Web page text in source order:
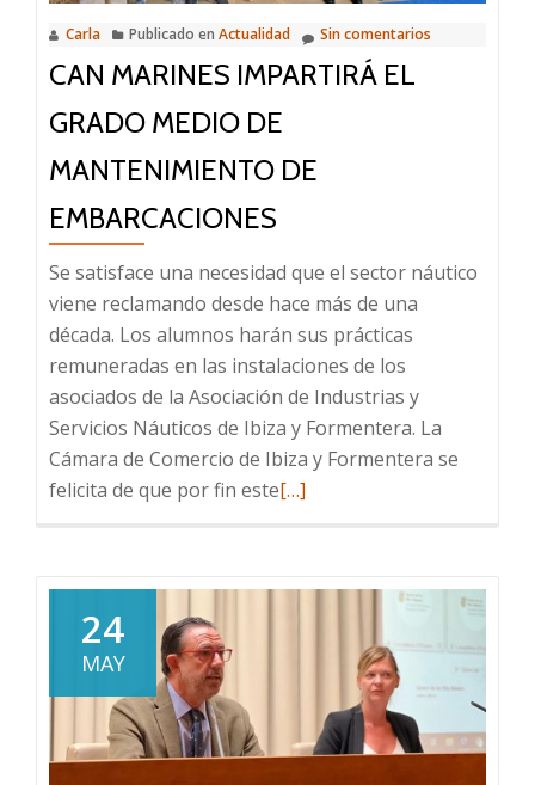
Carla Publicado en Actualidad Sin comentarios
CAN MARINES IMPARTIRÁ EL
GRADO MEDIO DE
MANTENIMIENTO DE
EMBARCACIONES
Se satisface una necesidad que el sector náutico
viene reclamando desde hace más de una
década. Los alumnos harán sus prácticas
remuneradas en las instalaciones de los
asociados de la Asociación de Industrias y
Servicios Náuticos de Ibiza y Formentera. La
Cámara de Comercio de Ibiza y Formentera se
felicita de que por fin esteLeer
grado
medio
[…]
24
MAY